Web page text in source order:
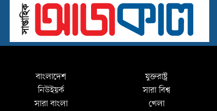
বাংলাদেশ
যুক্তরাষ্ট্র
নিউইয়র্ক
সারা বিশ্ব
সারা বাংলা
খেলা